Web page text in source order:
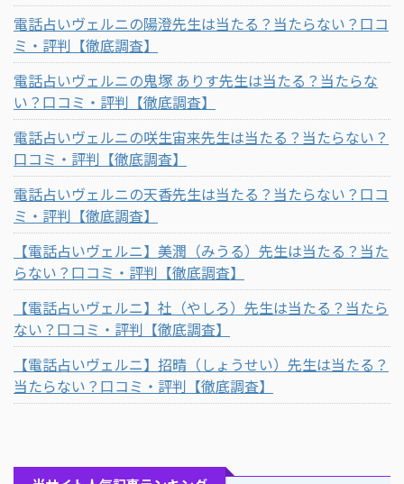
電話占いヴェルニの陽澄先生は当たる？当たらない？口コ
ミ・評判【徹底調査】
電話占いヴェルニの鬼塚 ありす先生は当たる？当たらな
い？口コミ・評判【徹底調査】
電話占いヴェルニの咲生宙来先生は当たる？当たらない？
口コミ・評判【徹底調査】
電話占いヴェルニの天香先生は当たる？当たらない？口コ
ミ・評判【徹底調査】
【電話占いヴェルニ】美潤（みうる）先生は当たる？当た
らない？口コミ・評判【徹底調査】
【電話占いヴェルニ】社（やしろ）先生は当たる？当たら
ない？口コミ・評判【徹底調査】
【電話占いヴェルニ】招晴（しょうせい）先生は当たる？
当たらない？口コミ・評判【徹底調査】